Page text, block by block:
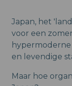
Japan, het
voor een
en levendige
Maar hoe